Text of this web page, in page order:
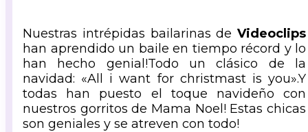
Nuestras intrépidas bailarinas de Videoclips
han aprendido un baile en tiempo récord y lo
han hecho genial!Todo un clásico de la
navidad: «All i want for christmast is you».Y
todas han puesto el toque navideño con
nuestros gorritos de Mama Noel! Estas chicas
son geniales y se atreven con todo!